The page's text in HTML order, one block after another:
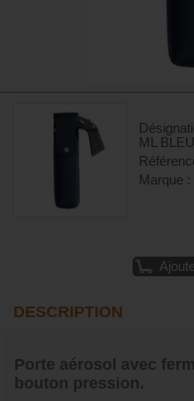
ML
Marque
DESCRIPTION
Porte aérosol avec
bouton pression.